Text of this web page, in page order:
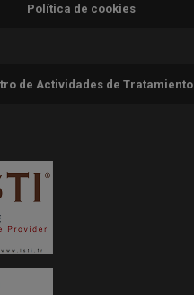
Política de cookies
de Actividades de Tratamiento